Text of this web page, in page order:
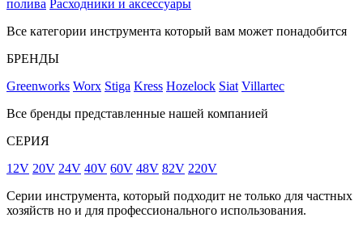
полива Расходники и аксессуары
Все категории инструмента который вам может понадобится
БРЕНДЫ
Greenworks Worx Stiga Kress Hozelock Siat Villartec
Все бренды представленные нашей компанией
СЕРИЯ
12V 20V 24V 40V 60V 48V 82V 220V
Серии инструмента, который подходит не только для частных
хозяйств но и для профессионального использования.